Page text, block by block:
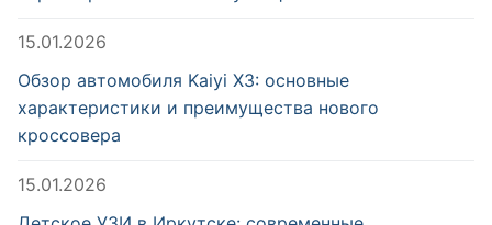
15.01.2026
Обзор автомобиля Kaiyi X3: основные
характеристики и преимущества нового
кроссовера
15.01.2026